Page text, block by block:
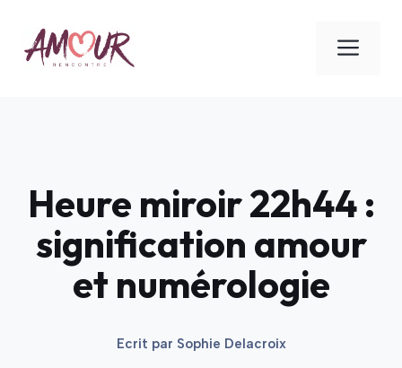
contenu
Heure miroir 22h44 :
signification amour
et numérologie
Ecrit par Sophie Delacroix